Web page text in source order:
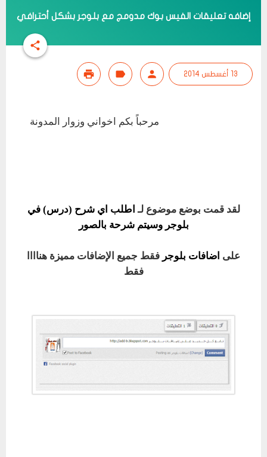
إضافه تعليقات الفيس بوك مدومج مع بلوجر بشكل أحترافي
13 أغسطس 2014
مرحباً بكم اخواني وزوار المدونة
لقد قمت بوضع موضوع لـ اطلب اي شرح (درس) في
بلوجر وسيتم شرحة بالصور
على اضافات بلوجر فقط جميع الإضافات مميزة هناااا
فقط